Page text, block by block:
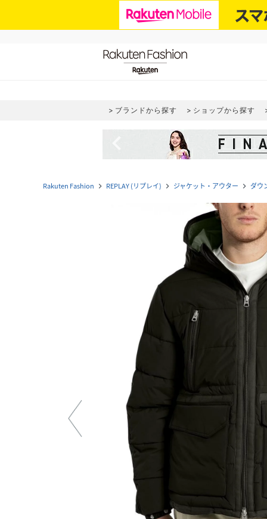
ブランドから探す ショップから探す
Rakuten Fashion navigate_next REPLAY (リプレイ) navigate_next ジャケット・アウター navigate_next ダウ